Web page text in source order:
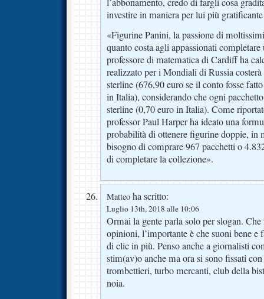
l’abbonamento, credo di fargli cosa
investire in maniera per lui più
«Figurine Panini, la passione di
quanto costa agli appassionati
professore di matematica di Cardiff ha
realizzato per i Mondiali di Russia
sterline (676,90 euro se il conto fosse
in Italia), considerando che ogni
sterline (0,70 euro in Italia). Come
professor Paul Harper ha ideato una
probabilità di ottenere figurine doppie, in
bisogno di comprare 967 pacchetti o
di completare la collezione».
Matteo ha scritto:
Luglio 13th, 2018 alle 10:06
Ormai la gente parla solo per slogan.
opinioni, l’importante è che suoni bene e
di clic in più. Penso anche a giornalisti
stim(av)o anche ma ora si sono fissati
trombettieri, turbo mercanti, club della
noia.